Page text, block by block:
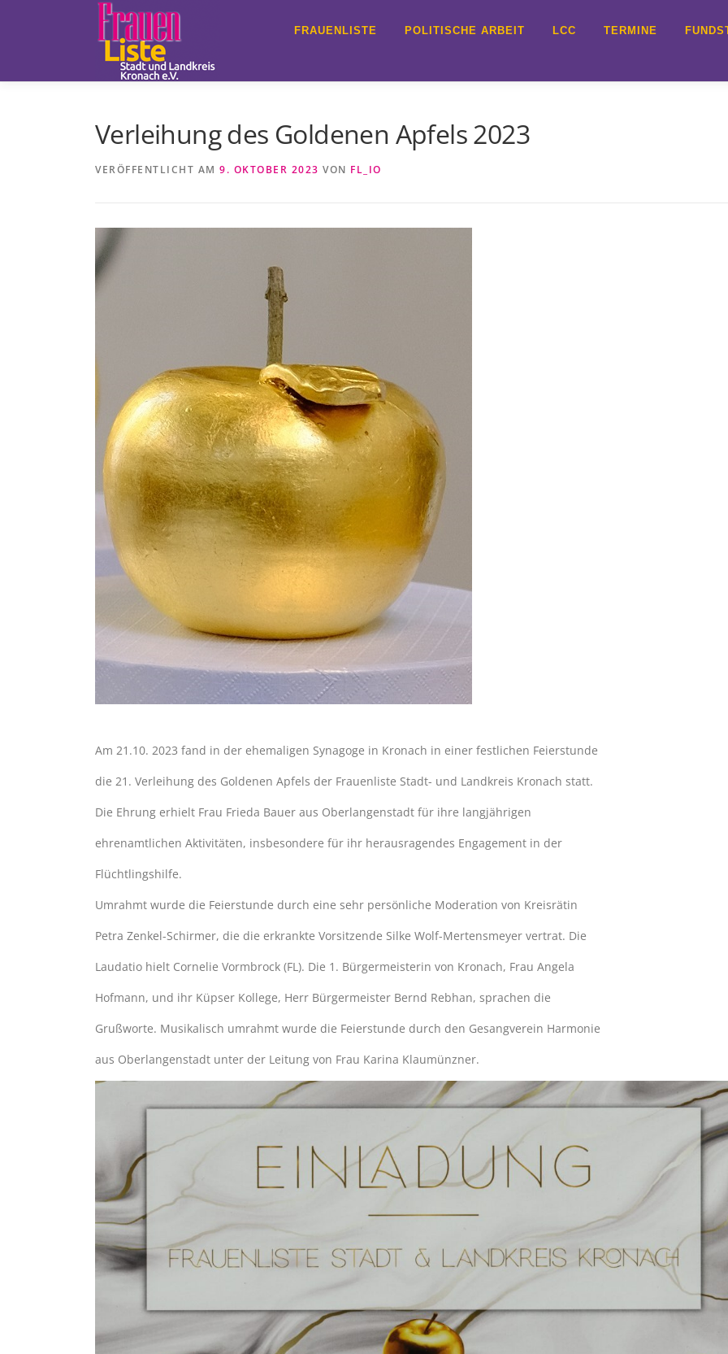
FRAUENLISTE POLITISCHE ARBEIT LCC TERMINE
Verleihung des Goldenen Apfels 2023
VERÖFFENTLICHT AM 9. OKTOBER 2023 VON FL_IO
Am 21.10. 2023 fand in der ehemaligen Synagoge in Kronach in einer festlichen Feierstunde
die 21. Verleihung des Goldenen Apfels der Frauenliste Stadt- und Landkreis Kronach statt.
Die Ehrung erhielt Frau Frieda Bauer aus Oberlangenstadt für ihre langjährigen
ehrenamtlichen Aktivitäten, insbesondere für ihr herausragendes Engagement in der
Flüchtlingshilfe.
Umrahmt wurde die Feierstunde durch eine sehr persönliche Moderation von Kreisrätin
Petra Zenkel-Schirmer, die die erkrankte Vorsitzende Silke Wolf-Mertensmeyer vertrat. Die
Laudatio hielt Cornelie Vormbrock (FL). Die 1. Bürgermeisterin von Kronach, Frau Angela
Hofmann, und ihr Küpser Kollege, Herr Bürgermeister Bernd Rebhan, sprachen die
Grußworte. Musikalisch umrahmt wurde die Feierstunde durch den Gesangverein Harmonie
aus Oberlangenstadt unter der Leitung von Frau Karina Klaumünzner.